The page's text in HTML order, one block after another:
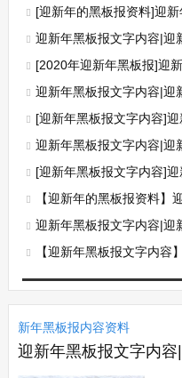
[迎新年的黑板报资料]迎
迎新年黑板报文字内容|迎
[2020年迎新年黑板报]迎
迎新年黑板报文字内容|迎
[迎新年黑板报文字内容]迎
迎新年黑板报文字内容|迎
[迎新年黑板报文字内容]迎
【迎新年的黑板报资料】
迎新年黑板报文字内容|迎
【迎新年黑板报文字内容
新年黑板报内容资料